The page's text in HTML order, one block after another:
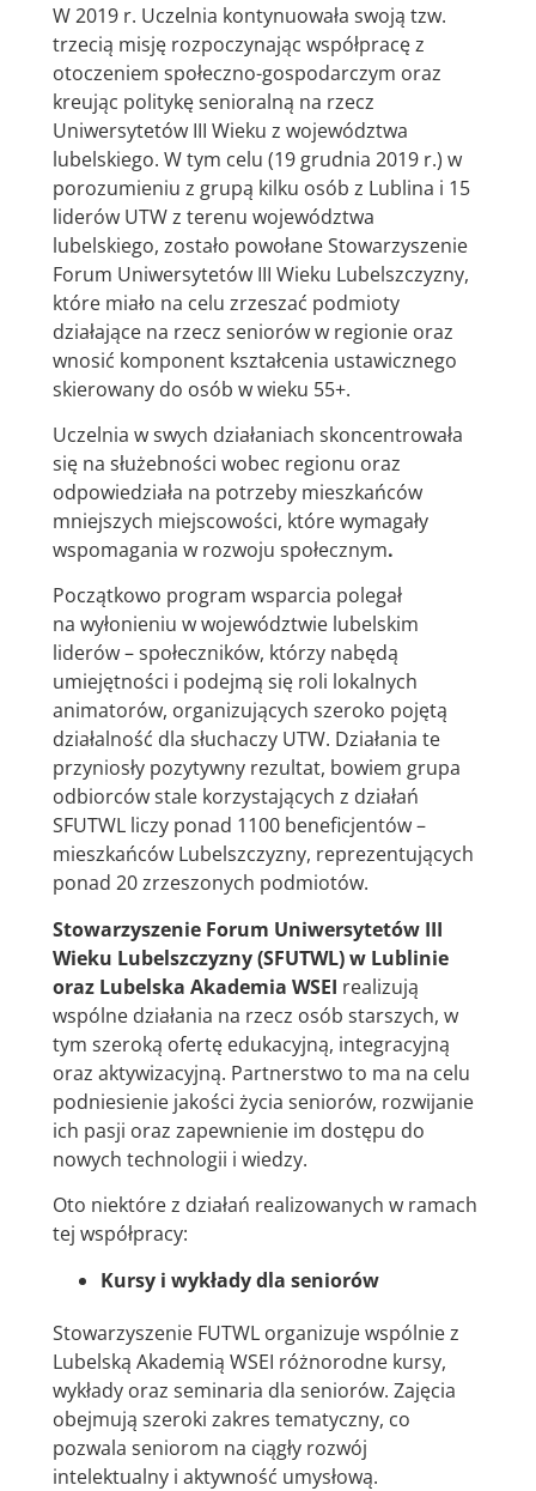
W 2019 r. Uczelnia kontynuowała swoją tzw.
trzecią misję rozpoczynając współpracę z
otoczeniem społeczno-gospodarczym oraz
kreując politykę senioralną na rzecz
Uniwersytetów III Wieku z województwa
lubelskiego. W tym celu (19 grudnia 2019 r.) w
porozumieniu z grupą kilku osób z Lublina i 15
liderów UTW z terenu województwa
lubelskiego, zostało powołane Stowarzyszenie
Forum Uniwersytetów III Wieku Lubelszczyzny,
które miało na celu zrzeszać podmioty
działające na rzecz seniorów w regionie oraz
wnosić komponent kształcenia ustawicznego
skierowany do osób w wieku 55+.
Uczelnia w swych działaniach skoncentrowała
się na służebności wobec regionu oraz
odpowiedziała na potrzeby mieszkańców
mniejszych miejscowości, które wymagały
wspomagania w rozwoju społecznym.
Początkowo program wsparcia polegał
na wyłonieniu w województwie lubelskim
liderów – społeczników, którzy nabędą
umiejętności i podejmą się roli lokalnych
animatorów, organizujących szeroko pojętą
działalność dla słuchaczy UTW. Działania te
przyniosły pozytywny rezultat, bowiem grupa
odbiorców stale korzystających z działań
SFUTWL liczy ponad 1100 beneficjentów –
mieszkańców Lubelszczyzny, reprezentujących
ponad 20 zrzeszonych podmiotów.
Stowarzyszenie Forum Uniwersytetów III
Wieku Lubelszczyzny (SFUTWL) w Lublinie
oraz Lubelska Akademia WSEI realizują
wspólne działania na rzecz osób starszych, w
tym szeroką ofertę edukacyjną, integracyjną
oraz aktywizacyjną. Partnerstwo to ma na celu
podniesienie jakości życia seniorów, rozwijanie
ich pasji oraz zapewnienie im dostępu do
nowych technologii i wiedzy.
Oto niektóre z działań realizowanych w ramach
tej współpracy:
Kursy i wykłady dla seniorów
Stowarzyszenie FUTWL organizuje wspólnie z
Lubelską Akademią WSEI różnorodne kursy,
wykłady oraz seminaria dla seniorów. Zajęcia
obejmują szeroki zakres tematyczny, co
pozwala seniorom na ciągły rozwój
intelektualny i aktywność umysłową.